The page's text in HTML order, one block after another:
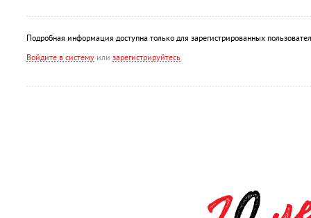
Подробная информация доступна только для зарегистрированных
Войдите в систему или зарегистрируйтесь